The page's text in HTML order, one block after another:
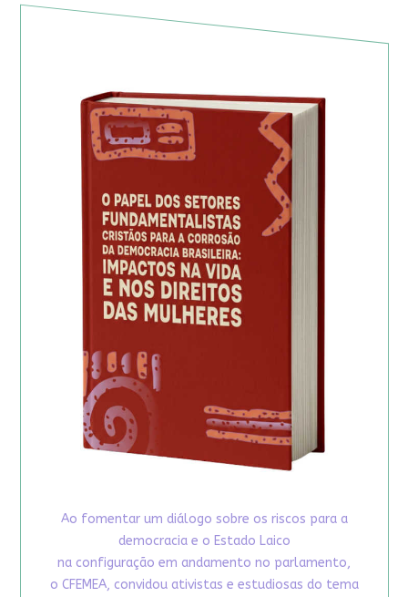
Ao fomentar um diálogo sobre os riscos para a
democracia e o Estado Laico
na configuração em andamento no parlamento,
o CFEMEA, convidou ativistas e estudiosas do tema